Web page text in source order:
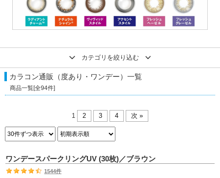
カテゴリを絞り込む
カラコン通販（度あり・ワンデー） 一覧
商品一覧[全94件]
1 2 3 4 次 »
ワンデースパークリングUV (30枚)／ブラウン
1544件